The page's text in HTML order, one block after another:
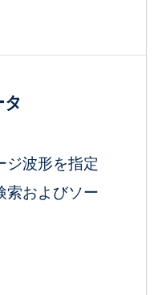
ジ波形を指定
索およびソー